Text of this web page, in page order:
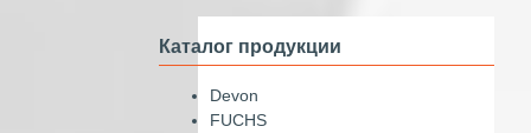
Каталог продукции
Devon
FUCHS